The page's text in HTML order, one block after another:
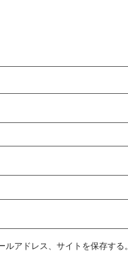
アドレス、サイトを保存する。